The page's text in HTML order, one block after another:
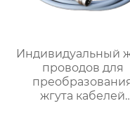
Индивидуальный
проводов для
жгута кабелей